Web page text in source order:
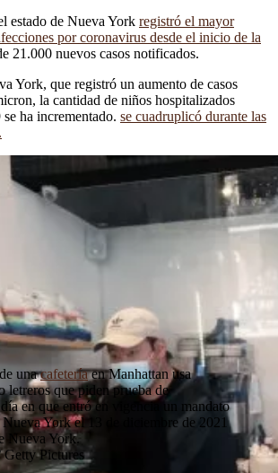
estado de Nueva York registró el mayor
por coronavirus desde el inicio de la
21.000 nuevos casos notificados.
York, que registró un aumento de casos
la cantidad de niños hospitalizados
ha incrementado. se cuadruplicó durante las
unacafeteríaen Manhattan usa
letreros que piden prueba de
en que entró en vigencia un mandato
Nueva York el 13 de diciembre de 2021
Nueva York.
Getty Pictures